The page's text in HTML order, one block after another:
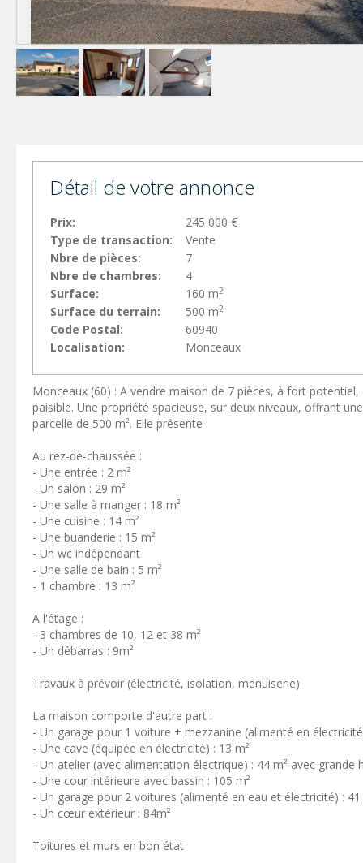
Détail de votre annonce
Prix:
245 000 €
Type de transaction:
Vente
Nbre de pièces:
7
Nbre de chambres:
4
Surface:
160 m2
Surface du terrain: 500 m2
Code Postal:
60940
Localisation:
Monceaux
Monceaux (60) : A vendre maison de 7 pièces, à fort
paisible. Une propriété spacieuse, sur deux niveaux, offrant
parcelle de 500 m². Elle présente :
Au rez-de-chaussée :
- Une entrée : 2 m²
- Un salon : 29 m²
- Une salle à manger : 18 m²
- Une cuisine : 14 m²
- Une buanderie : 15 m²
- Un wc indépendant
- Une salle de bain : 5 m²
- 1 chambre : 13 m²
A l'étage :
- 3 chambres de 10, 12 et 38 m²
- Un débarras : 9m²
Travaux à prévoir (électricité, isolation, menuiserie)
La maison comporte d'autre part :
- Un garage pour 1 voiture + mezzanine (alimenté en
- Une cave (équipée en électricité) : 13 m²
- Un atelier (avec alimentation électrique) : 44 m² avec grande
- Une cour intérieure avec bassin : 105 m²
- Un garage pour 2 voitures (alimenté en eau et électricité) : 41
- Un cœur extérieur : 84m²
Toitures et murs en bon état